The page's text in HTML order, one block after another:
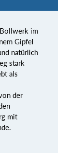
im
Gipfel
natürlich
stark
als
der
mit